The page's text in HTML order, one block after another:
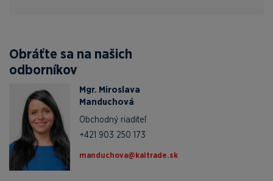
Obráťte sa na našich
odborníkov
Mgr. Miroslava
Manduchová
Obchodný riaditeľ
+421 903 250 173
ks.edartiak@avohcudnam